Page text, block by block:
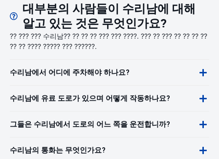
대부분의 사람들이 수리남에 대해
알고 있는 것은 무엇인가요?
?? ??? ??? 수리남?? ?? ?? ?? ??? ??? ????. ??? ?? ??? ?? ?? ?? ??
?? ?? ???? ????? ??? ??????.
수리남에서 어디에 주차해야 하나요?
수리남에 유료 도로가 있으며 어떻게 작동하나요?
그들은 수리남에서 도로의 어느 쪽을 운전합니까?
수리남의 통화는 무엇인가요?